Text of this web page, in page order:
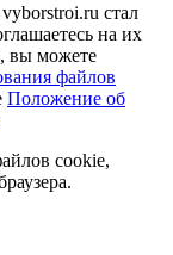
стал
на их
вы можете
файлов
Положение об
cookie,